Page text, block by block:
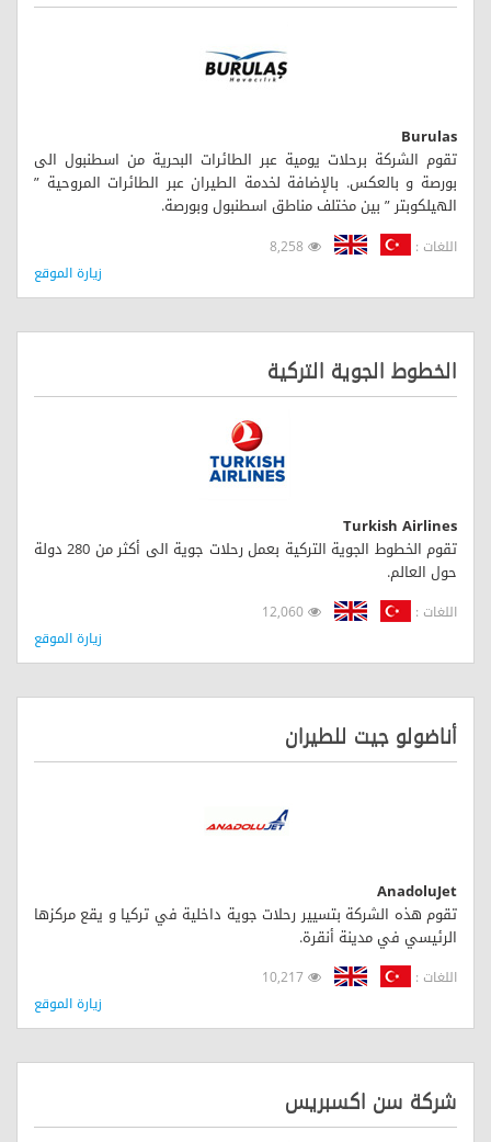
Burulas
تقوم الشركة برحلات يومية عبر الطائرات البحرية من اسطنبول الى
بورصة و بالعكس. بالإضافة لخدمة الطيران عبر الطائرات المروحية ”
الهيلكوبتر ” بين مختلف مناطق اسطنبول وبورصة.
اللغات :
زيارة الموقع
الخطوط الجوية التركية
Turkish Airlines
تقوم الخطوط الجوية التركية بعمل رحلات جوية الى أكثر من 280 دولة
حول العالم.
اللغات :
زيارة الموقع
أناضولو جيت للطيران
AnadoluJet
تقوم هذه الشركة بتسيير رحلات جوية داخلية في تركيا و يقع مركزها
الرئيسي في مدينة أنقرة.
اللغات :
زيارة الموقع
شركة سن اكسبريس